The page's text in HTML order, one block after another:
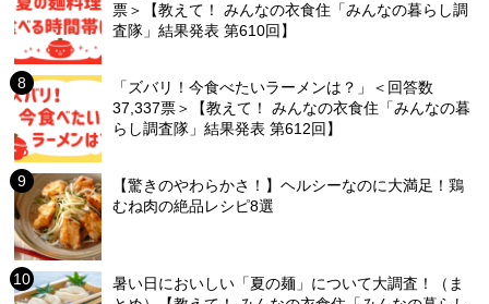
票＞【教えて！ みんなの衣食住「みんなの暮らし調
査隊」結果発表 第610回】
「ズバリ！今食べたいラーメンは？」＜回答数
37,337票＞【教えて！ みんなの衣食住「みんなの暮
らし調査隊」結果発表 第612回】
【驚きのやわらかさ！】ヘルシーなのに大満足！鶏
むね肉の絶品レシピ8選
暑い日においしい「夏の麺」について大調査！（ま